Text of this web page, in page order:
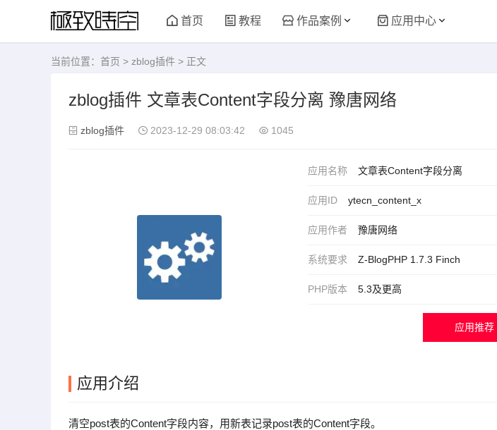
首页 教程 作品案例 应用中心
当前位置： 首页 > zblog插件 > 正文
zblog插件 文章表Content字段分离 豫唐网络
zblog插件 2023-12-29 08:03:42 1045
应用名称 文章表Content字段分离
应用ID ytecn_content_x
应用作者 豫唐网络
系统要求 Z-BlogPHP 1.7.3 Finch
PHP版本 5.3及更高
应用推荐
应用介绍
清空post表的Content字段内容，用新表记录post表的Content字段。